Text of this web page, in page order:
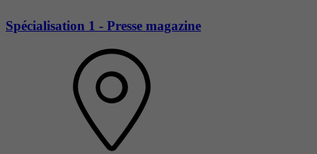
Spécialisation 1 - Presse magazine